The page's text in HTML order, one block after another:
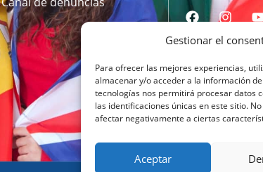
Gestionar el
Para ofrecer las mejores experiencias,
almacenar y/o acceder a la información
tecnologías nos permitirá procesar datos
las identificaciones únicas en este sitio.
afectar negativamente a ciertas
Aceptar